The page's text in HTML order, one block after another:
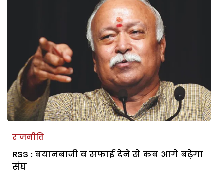
राजनीति
RSS : बयानबाजी व सफाई देने से कब आगे बढ़ेगा
संघ